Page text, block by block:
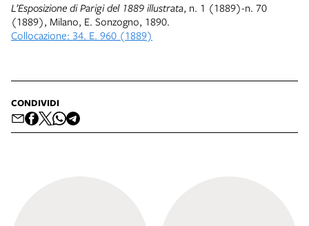
L’Esposizione di Parigi del 1889 illustrata, n. 1 (1889)-n. 70
(1889), Milano, E. Sonzogno, 1890.
Collocazione: 34. E. 960 (1889)
CONDIVIDI